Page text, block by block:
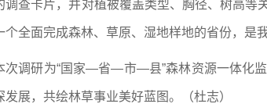
调查卡片，并对植被覆盖类型、胸径、树高等
个全面完成森林、草原、湿地样地的省份，是
次调研为“国家—省—市—县”森林资源一体化
发展，共绘林草事业美好蓝图。（杜志）